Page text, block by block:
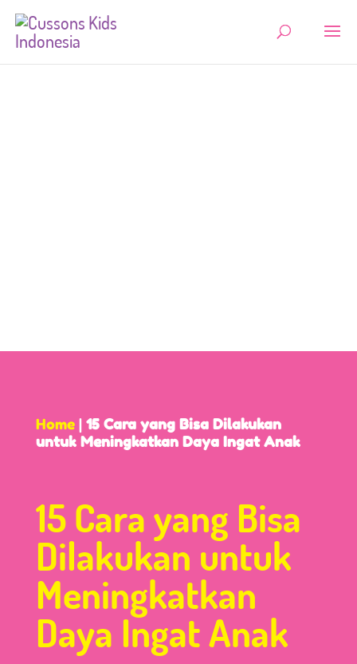
Home| 15 Cara yang Bisa Dilakukan
untuk Meningkatkan Daya Ingat Anak
15 Cara yang Bisa
Dilakukan untuk
Meningkatkan
Daya Ingat Anak